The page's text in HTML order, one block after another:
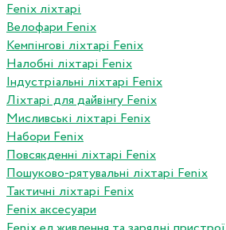
Fenix ліхтарі
Велофари Fenix
Кемпінгові ліхтарі Fenix
Налобні ліхтарі Fenix
Індустріальні ліхтарі Fenix
Ліхтарі для дайвінгу Fenix
Мисливські ліхтарі Fenix
Набори Fenix
Повсякденні ліхтарі Fenix
Пошуково-рятувальні ліхтарі Fenix
Тактичні ліхтарі Fenix
Fenix аксесуари